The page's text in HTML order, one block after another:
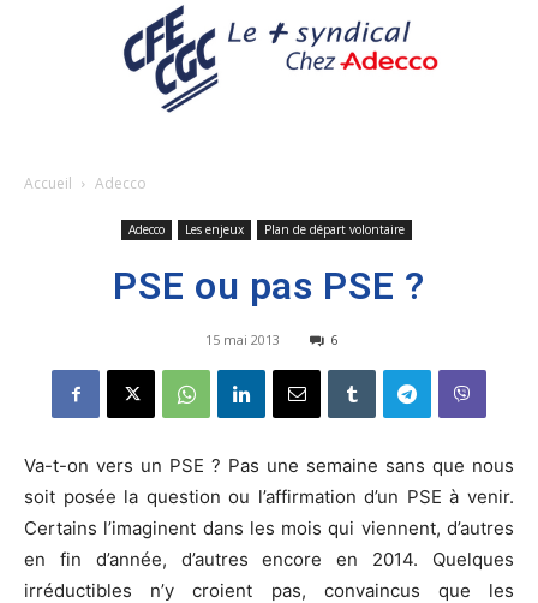
Accueil Adecco
Adecco Les enjeux Plan de départ volontaire
PSE ou pas PSE ?
15 mai 2013 6
Va-t-on vers un PSE ? Pas une semaine sans que nous
soit posée la question ou l’affirmation d’un PSE à venir.
Certains l’imaginent dans les mois qui viennent, d’autres
en fin d’année, d’autres encore en 2014. Quelques
irréductibles n’y croient pas, convaincus que les